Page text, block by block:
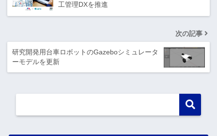
工管理DXを推進
次の記事
研究開発用台車ロボットのGazeboシミュレータ
ーモデルを更新